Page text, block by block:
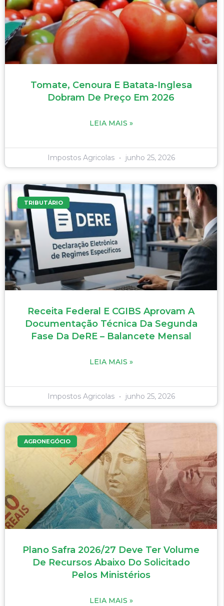
Tomate, Cenoura E Batata-Inglesa
Dobram De Preço Em 2026
LEIA MAIS »
Impostos Agricolas junho 25, 2026
TRIBUTÁRIO
Receita Federal E CGIBS Aprovam A
Documentação Técnica Da Segunda
Fase Da DeRE – Balancete Mensal
LEIA MAIS »
Impostos Agricolas junho 25, 2026
AGRONEGÓCIO
Plano Safra 2026/27 Deve Ter Volume
De Recursos Abaixo Do Solicitado
Pelos Ministérios
LEIA MAIS »